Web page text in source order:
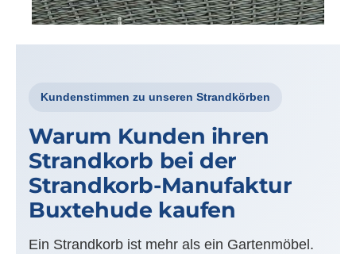
Kundenstimmen zu unseren Strandkörben
Warum Kunden ihren
Strandkorb bei der
Strandkorb-Manufaktur
Buxtehude kaufen
Ein Strandkorb ist mehr als ein Gartenmöbel.